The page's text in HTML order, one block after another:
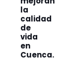
la
calidad
de
vida
en
Cuenca.